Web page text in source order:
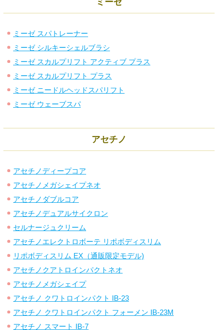
ミーゼ
ミーゼ スパトレーナー
ミーゼ シルキーシェルブラシ
ミーゼ スカルプリフト アクティブ プラス
ミーゼ スカルプリフト プラス
ミーゼ ニードルヘッドスパリフト
ミーゼ ウェーブスパ
アセチノ
アセチノディープコア
アセチノメガシェイプネオ
アセチノダブルコア
アセチノデュアルサイクロン
セルナージュクリーム
アセチノエレクトロボーテ リポボディスリム
リポボディスリム EX（通販限定モデル)
アセチノクアトロインパクトネオ
アセチノメガシェイプ
アセチノ クワトロインパクト IB-23
アセチノ クワトロインパクト フォーメン IB-23M
アセチノ スマート IB-7